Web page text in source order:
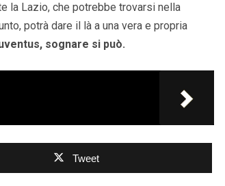
la Lazio, che potrebbe trovarsi nella
potrà dare il là a una vera e propria
sognare si può.
Tweet